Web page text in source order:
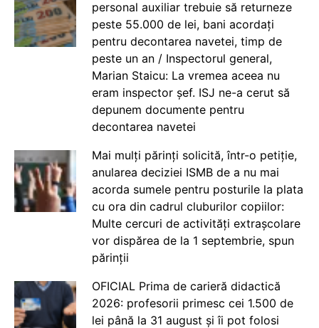
personal auxiliar trebuie să returneze
peste 55.000 de lei, bani acordați
pentru decontarea navetei, timp de
peste un an / Inspectorul general,
Marian Staicu: La vremea aceea nu
eram inspector șef. ISJ ne-a cerut să
depunem documente pentru
decontarea navetei
Mai mulți părinți solicită, într-o petiție,
anularea deciziei ISMB de a nu mai
acorda sumele pentru posturile la plata
cu ora din cadrul cluburilor copiilor:
Multe cercuri de activități extrașcolare
vor dispărea de la 1 septembrie, spun
părinții
OFICIAL Prima de carieră didactică
2026: profesorii primesc cei 1.500 de
lei până la 31 august și îi pot folosi